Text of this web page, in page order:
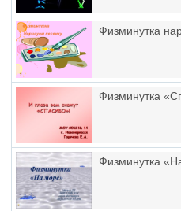
Физминутка
Физминутка
Физминутка